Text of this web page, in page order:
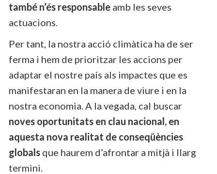
també n’és responsable amb les seves
actuacions.
Per tant, la nostra acció climàtica ha de ser
ferma i hem de prioritzar les accions per
adaptar el nostre país als impactes que es
manifestaran en la manera de viure i en la
nostra economia. A la vegada, cal buscar
noves oportunitats en clau nacional, en
aquesta nova realitat de conseqüències
globals que haurem d’afrontar a mitjà i llarg
termini.